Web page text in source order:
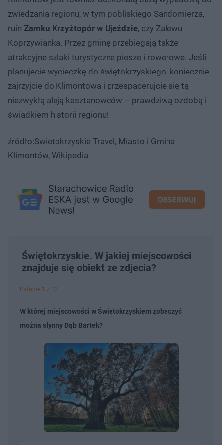
zwiedzania regionu, w tym pobliskiego Sandomierza,
ruin Zamku Krzyżtopór w Ujeździe, czy Zalewu
Koprzywianka. Przez gminę przebiegają także
atrakcyjne szlaki turystyczne piesze i rowerowe. Jeśli
planujecie wycieczkę do świętokrzyskiego, koniecznie
zajrzyjcie do Klimontowa i przespacerujcie się tą
niezwykłą aleją kasztanowców – prawdziwą ozdobą i
świadkiem historii regionu!
źródło:Swietokrzyskie Travel, Miasto i Gmina
Klimontów, Wikipedia
Świętokrzyskie. W jakiej miejscowości
znajduje się obiekt ze zdjecia?
Pytanie 1 z 12
W której miejscowości w Świętokrzyskiem zobaczyć
można słynny Dąb Bartek?